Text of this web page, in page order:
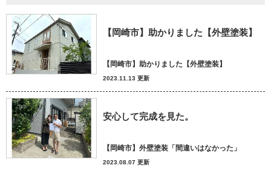
【岡崎市】助かりました【外壁塗装】
【岡崎市】助かりました【外壁塗装】
2023.11.13 更新
安心して完成を見た。
【岡崎市】外壁塗装「間違いはなかった」
2023.08.07 更新